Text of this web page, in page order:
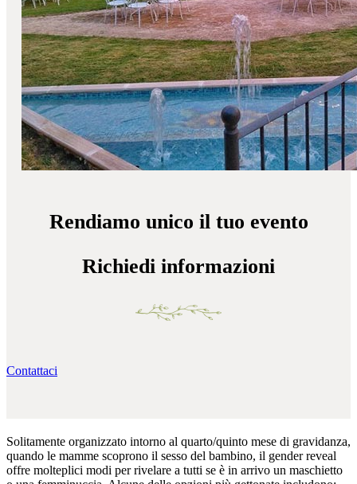
Rendiamo unico il tuo evento
Richiedi informazioni
Contattaci
Solitamente organizzato intorno al quarto/quinto mese di gravidanza,
quando le mamme scoprono il sesso del bambino, il gender reveal
offre molteplici modi per rivelare a tutti se è in arrivo un maschietto